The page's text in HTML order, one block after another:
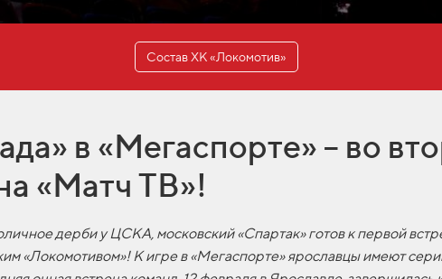
Состав ХК «Локомотив»
в «Мегаспорте» – во
«Матч ТВ»!
дерби у ЦСКА, московский «Спартак» готов к первой
«Локомотивом»! К игре в «Мегаспорте» ярославцы имеют